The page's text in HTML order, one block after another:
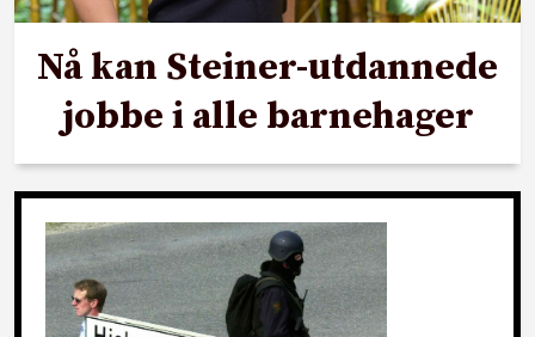
Nå kan Steiner-utdannede
jobbe i alle barnehager